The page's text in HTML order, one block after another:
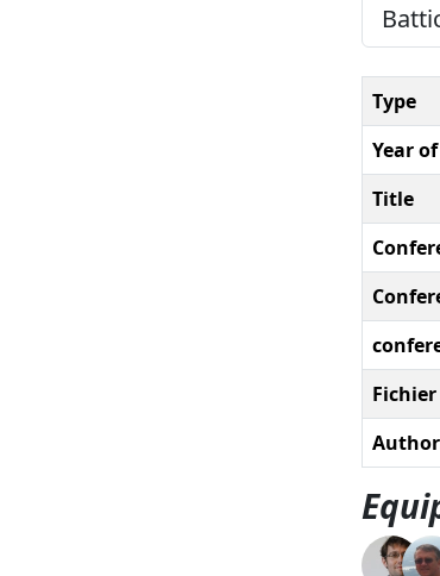
Type
Year
Title
Fichier